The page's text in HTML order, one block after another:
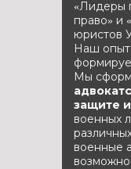
«Лидеры
право» и
юристов
Наш опыт
Мы
защите
военных
военные